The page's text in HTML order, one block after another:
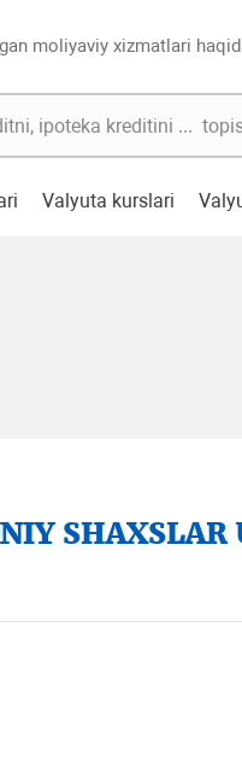
moliyaviy xizmatlari
Valyuta kurslari